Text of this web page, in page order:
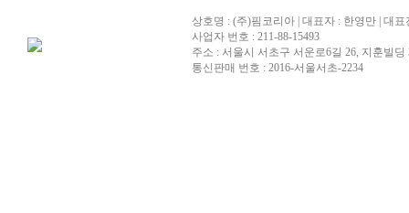
상호명 : (주)핌코리아 | 대표자 : 한영만 | 대표
사업자 번호 : 211-88-15493
주소 : 서울시 서초구 서운로6길 26, 지훈빌딩
통신판매 번호 : 2016-서울서초-2234